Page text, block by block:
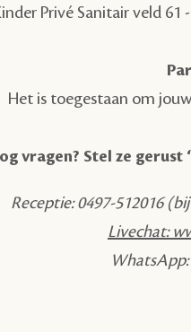
Privé Sanitair veld 61
Het is toegestaan om
vragen? Stel ze gerust
Receptie: 0497-512016
Livechat:
WhatsApp: